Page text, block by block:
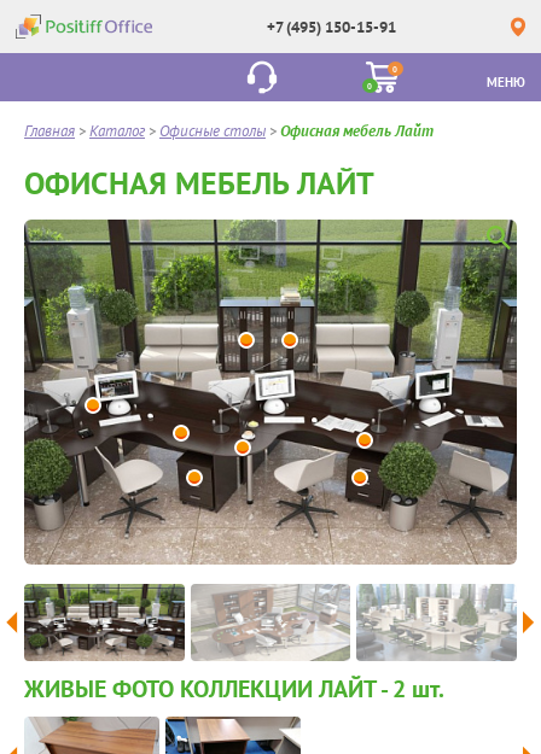
+7 (495) 150-15-91
0
0
МЕНЮ
Главная >Каталог > Офисные столы >Офисная мебель Лайт
ОФИСНАЯ МЕБЕЛЬ ЛАЙТ
ЖИВЫЕ ФОТО КОЛЛЕКЦИИ ЛАЙТ - 2 шт.